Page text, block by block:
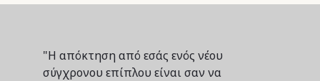
"Η απόκτηση από εσάς ενός νέου
σύγχρονου επίπλου είναι σαν να